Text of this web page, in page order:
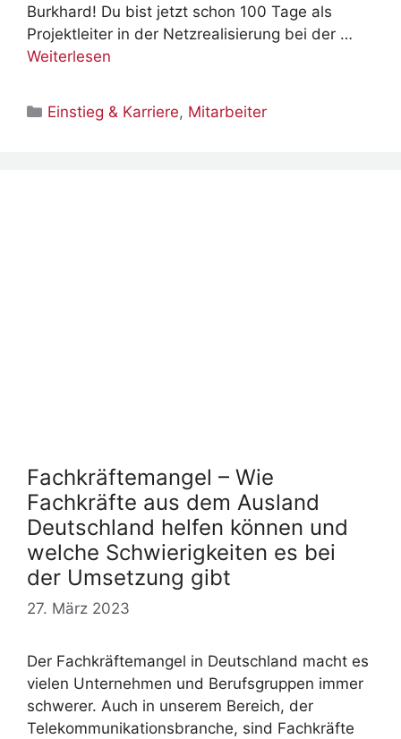
Burkhard! Du bist jetzt schon 100 Tage als
Projektleiter in der Netzrealisierung bei der …
Weiterlesen
Kategorien
Einstieg & Karriere, Mitarbeiter
Fachkräftemangel – Wie
Fachkräfte aus dem Ausland
Deutschland helfen können und
welche Schwierigkeiten es bei
der Umsetzung gibt
27. März 2023
Der Fachkräftemangel in Deutschland macht es
vielen Unternehmen und Berufsgruppen immer
schwerer. Auch in unserem Bereich, der
Telekommunikationsbranche, sind Fachkräfte